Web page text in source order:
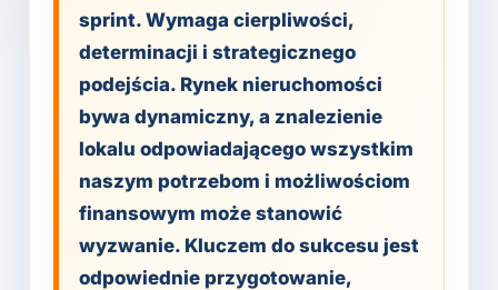
sprint. Wymaga cierpliwości,
determinacji i strategicznego
podejścia. Rynek nieruchomości
bywa dynamiczny, a znalezienie
lokalu odpowiadającego wszystkim
naszym potrzebom i możliwościom
finansowym może stanowić
wyzwanie. Kluczem do sukcesu jest
odpowiednie przygotowanie,